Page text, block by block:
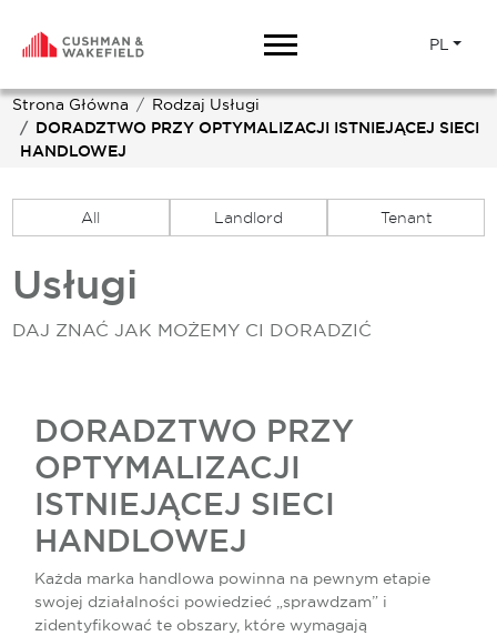
PL
Strona Główna
Rodzaj Usługi
DORADZTWO PRZY OPTYMALIZACJI ISTNIEJĄCEJ SIECI
HANDLOWEJ
All Landlord Tenant
Usługi
DAJ ZNAĆ JAK MOŻEMY CI DORADZIĆ
DORADZTWO PRZY
OPTYMALIZACJI
ISTNIEJĄCEJ SIECI
HANDLOWEJ
Każda marka handlowa powinna na pewnym etapie
swojej działalności powiedzieć „sprawdzam” i
zidentyfikować te obszary, które wymagają